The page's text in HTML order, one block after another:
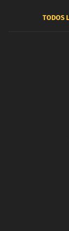
TODOS